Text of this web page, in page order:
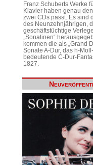
Franz Schuberts Werke
Klavier haben genau
zwei CDs passt. Es sind
des Neunzehnjährigen,
geschäftstüchtige
„Sonatinen“
kommen die als „Grand
Sonate A-Dur, das h-
bedeutende C-Dur-
1827.